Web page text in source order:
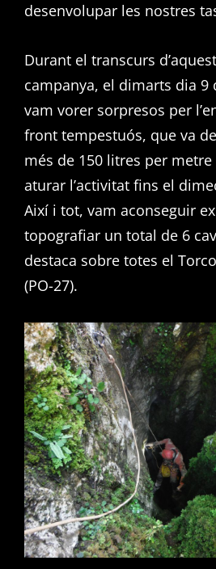
desenvolupar les nostres
Durant el transcurs
campanya, el dimarts dia 9
vam vorer sorpresos per
front tempestuós, que va
més de 150 litres per
aturar l’activitat fins el
Així i tot, vam aconseguir
topografiar un total de 6
destaca sobre totes el
(PO-27).